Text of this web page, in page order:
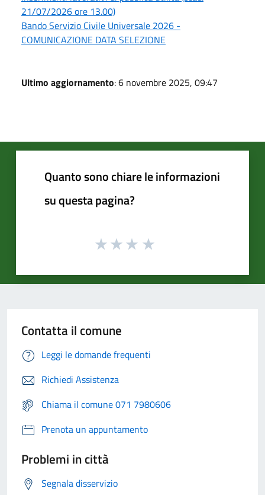
21/07/2026 ore 13.00)
Bando Servizio Civile Universale 2026 -
COMUNICAZIONE DATA SELEZIONE
Ultimo aggiornamento: 6 novembre 2025, 09:47
Quanto sono chiare le informazioni
su questa pagina?
Contatta il comune
Leggi le domande frequenti
Richiedi Assistenza
Chiama il comune 071 7980606
Prenota un appuntamento
Problemi in città
Segnala disservizio